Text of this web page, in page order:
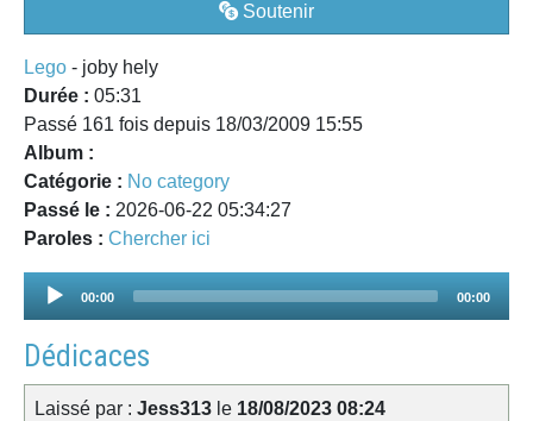
Soutenir
Lego - joby hely
Durée : 05:31
Passé 161 fois depuis 18/03/2009 15:55
Album :
Catégorie : No category
Passé le : 2026-06-22 05:34:27
Paroles : Chercher ici
Audio
00:00 00:00
Dédicaces
Laissé par : Jess313 le 18/08/2023 08:24